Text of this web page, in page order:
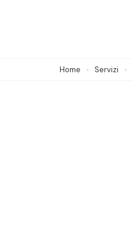
Home Servizi